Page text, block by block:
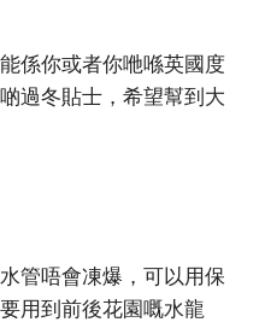
係你或者你咃喺英國度
過冬貼士，希望幫到大
管唔會凍爆，可以用保
用到前後花園嘅水龍